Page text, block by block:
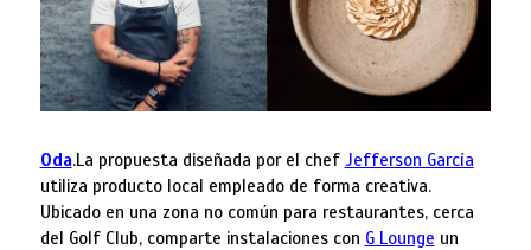
Oda.La propuesta diseñada por el chef Jefferson García
utiliza producto local empleado de forma creativa.
Ubicado en una zona no común para restaurantes, cerca
del Golf Club, comparte instalaciones con G Lounge un